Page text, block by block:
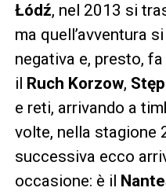
Łódź, nel 2013 si
ma quell’avventura
negativa e, presto,
il
Ruch Korzow,
e reti, arrivando a
volte, nella stagione
successiva ecco
occasione: è il